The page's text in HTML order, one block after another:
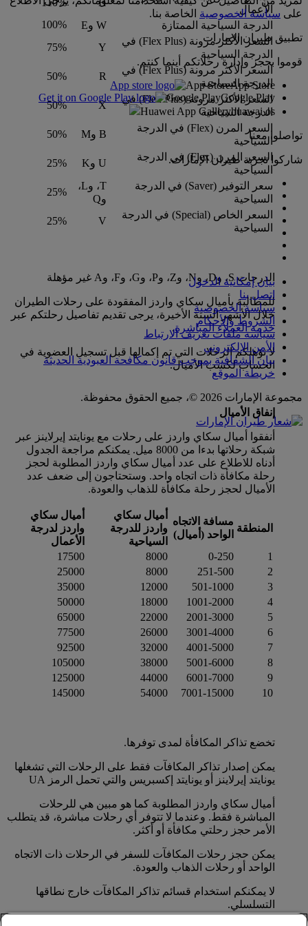
الأعمال
H
110%
الدرجة السياحية الممتازة
W وE
100%
السعر الأكثر مرونة (Flex Plus) في
الدرجة السياحية
Y
75%
السعر الأكثر مرونة (Flex Plus) في
الدرجة السياحية
R
50%
السعر الأكثر مرونة (Flex Plus) في
الدرجة السياحية
X
50%
السعر المرن (Flex) في الدرجة
السياحية
B وM
50%
السعر المرن (Flex) في الدرجة
السياحية
U وK
25%
سعر التوفير (Saver) في الدرجة
السياحية
T، وL،
وQ
25%
السعر الخاص (Special) في الدرجة
السياحية
V
25%
الدرجات S، وD، وN، وZ، وP، وG، وF، وA غير مؤهلة
للمطالبة بأميال سكاي واردز المفقودة على رحلات الطيران
خلال الأشهر الستة الأخيرة، يرجى تقديم تفاصيل رحلتكم عبر
خدمة العملاء المباشرة.
لا تؤهلكم الرحلات التي تم إكمالها قبل تسجيل العضوية في
الحساب لكسب الأميال.
إنفاق الأميال
أنفقوا أميال سكاي واردز على رحلات مع يونايتد إيرلاينز عبر
شبكة رحلاتها بدءا من 8000 ميل. يمكنكم مراجعة الجدول
أدناه للاطلاع على عدد أميال سكاي واردز المطلوبة لحجز
رحلة مكافأة ذات اتجاه واحد. وستحتاجون إلى ضعف عدد
الأميال لحجز رحلة مكافأة للذهاب والعودة.
المنطقة
مسافة الاتجاه
الواحد (أميال)
أميال سكاي
واردز للدرجة
السياحية
أميال سكاي
واردز لدرجة
الأعمال
1
‎0-250
8000
17500
2
251-500
8000
25000
3
501-1000
12000
35000
4
1001-2000
18000
50000
5
‎2001-3000
22000
65000
6
3001-4000
26000
77500
7
4001-5000
32000
92500
8
5001-6000
38000
105000
9
‎6001-7000
44000
125000
10
7001-15000
54000
145000
تخضع تذاكر المكافأة لمدى توفرها.
يمكن إصدار تذاكر المكافآت فقط على الرحلات التي تشغلها
يونايتد إيرلاينز أو يونايتد إكسبريس والتي تحمل الرمز UA
أميال سكاي واردز المطلوبة كما هو مبين هي للرحلات
المباشرة فقط. وعندما لا تتوفر أي رحلات مباشرة، قد يتطلب
الأمر حجز رحلتي مكافأة أو أكثر.
يمكن حجز رحلات المكافآت للسفر في الرحلات ذات الاتجاه
الواحد أو رحلات الذهاب والعودة.
لا يمكنكم استخدام قسائم تذاكر المكافآت خارج نطاقها
التسلسلي.
على سياسة الخصوصية الخاصة بنا.
تطبيق طيران الإمارات
قوموا بحجز وإدارة رحلاتكم أينما كنتم.
App StoreApp Store
Google PlayGoogle Play
Huawei App Galleryhuawai os
تواصلوا معنا
شاركوا تجربة طيران الإمارات.
بيان إمكانية الدخول
اتصل بنا
سياسة الخصوصية
الشروط والأحكام
سياسة ملفات تعريف الارتباط
الأمن الإلكتروني
بيان الشفافية بموجب قانون مكافحة العبودية الحديثة
خريطة الموقع
مجموعة الإمارات 2026 ©، جميع الحقوق محفوظة.